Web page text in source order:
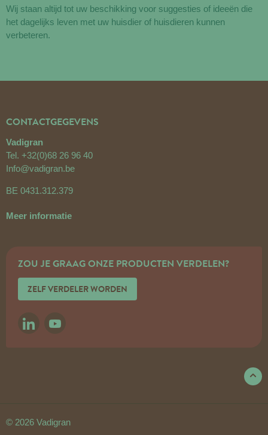
Wij staan altijd tot uw beschikking voor suggesties of ideeën die
het dagelijks leven met uw huisdier of huisdieren kunnen
verbeteren.
CONTACTGEGEVENS
Vadigran
Tel. +32(0)68 26 96 40
Info@vadigran.be
BE 0431.312.379
Meer informatie
ZOU JE GRAAG ONZE PRODUCTEN VERDELEN?
ZELF VERDELER WORDEN
LINKEDINYOUTUBE
© 2026 Vadigran